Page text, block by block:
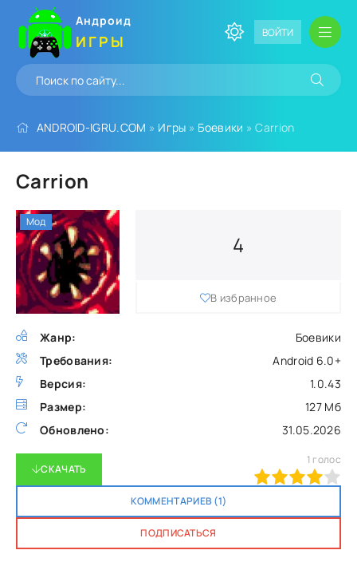
Андроид
ИГРЫ ВОЙТИ
ANDROID-IGRU.COM » Игры » Боевики » Carrion
Carrion
Жанр:
Боевики
Требования:
Android 6.0+
Версия:
1.0.43
Размер:
127 Мб
Обновлено:
31.05.2026
4
В избранное
СКАЧАТЬ
КОММЕНТАРИЕВ (1)
ПОДПИСАТЬСЯ
1 голос
Мод